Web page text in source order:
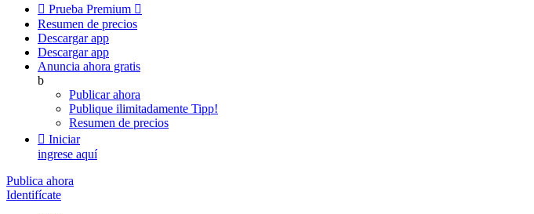
 Prueba Premium 
Resumen de precios
Descargar app
Descargar app
Anuncia ahora gratis
b
Publicar ahora
Publique ilimitadamente Tipp!
Resumen de precios
 Iniciar
ingrese aquí
Publica ahora
Identifícate